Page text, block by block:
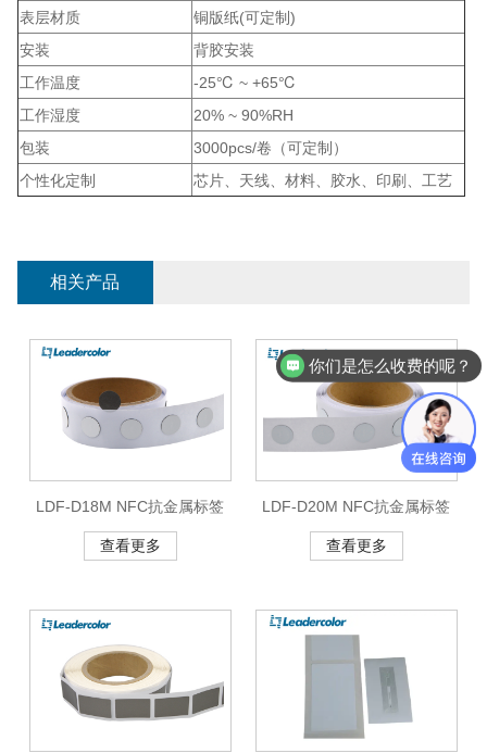
表层材质
铜版纸(可定制)
安装
背胶安装
工作温度
-25℃ ~ +65℃
工作湿度
20% ~ 90%RH
包装
3000pcs/卷（可定制）
个性化定制
芯片、天线、材料、胶水、印刷、工艺
相关产品
LDF-D18M NFC抗金属标签
查看更多
LDF-D20M NFC抗金属标签
查看更多
你们是怎么收费的呢？